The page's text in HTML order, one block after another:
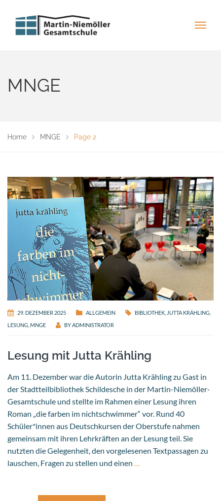
MNGE
Home MNGE Page 2
29. DEZEMBER 2025 ALLGEMEIN BIBLIOTHEK JUTTA KRÄHLING
LESUNG MNGE BYADMINISTRATOR
Lesung mit Jutta Krähling
Am 11. Dezember war die Autorin Jutta Krähling zu Gast in
der Stadtteilbibliothek Schildesche in der Martin-Niemöller-
Gesamtschule und stellte im Rahmen einer Lesung ihren
Roman „die farben im nichtschwimmer“ vor. Rund 40
Schüler*innen aus Deutschkursen der Oberstufe nahmen
gemeinsam mit ihren Lehrkräften an der Lesung teil. Sie
nutzten die Gelegenheit, den vorgelesenen Textpassagen zu
lauschen, Fragen zu stellen und einen …